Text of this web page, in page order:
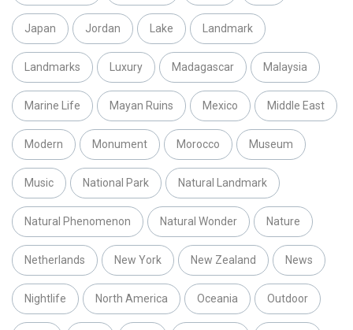
Japan Jordan Lake Landmark
Landmarks Luxury Madagascar Malaysia
Marine Life Mayan Ruins Mexico Middle East
Modern Monument Morocco Museum
Music National Park Natural Landmark
Natural Phenomenon Natural Wonder Nature
Netherlands New York New Zealand News
Nightlife North America Oceania Outdoor